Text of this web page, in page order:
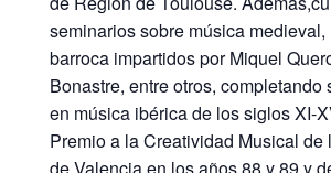
seminarios sobre música
barroca impartidos por Miquel
Bonastre, entre otros, completando
en música ibérica de los siglos XI-
Premio a la Creatividad Musical de
de Valencia en los años 88 y 89 y